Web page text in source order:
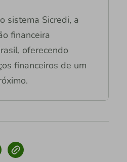
sistema Sicredi, a
financeira
oferecendo
financeiros de um